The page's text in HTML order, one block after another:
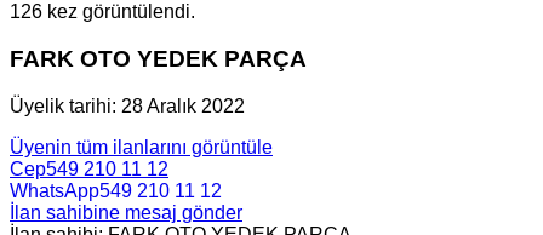
126 kez görüntülendi.
FARK OTO YEDEK PARÇA
Üyelik tarihi: 28 Aralık 2022
Üyenin tüm ilanlarını görüntüle
Cep549 210 11 12
WhatsApp549 210 11 12
İlan sahibine mesaj gönder